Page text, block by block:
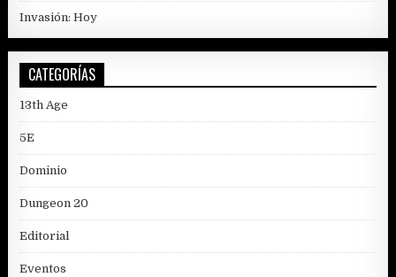
Invasión: Hoy
CATEGORÍAS
13th Age
5E
Dominio
Dungeon 20
Editorial
Eventos